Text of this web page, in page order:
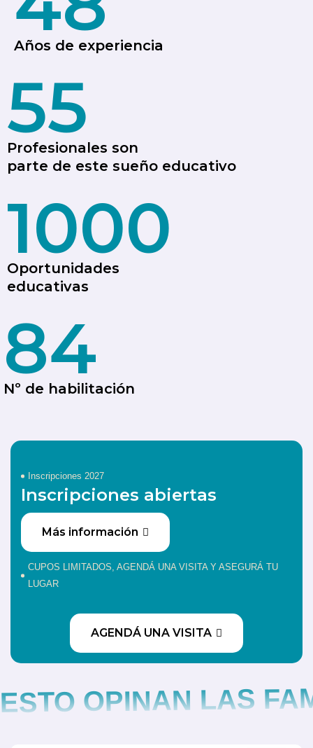
Años de experiencia
55
Profesionales son
parte de este sueño educativo
1000
Oportunidades
educativas
84
Nº de habilitación
Inscripciones 2027
Inscripciones abiertas
Más información
CUPOS LIMITADOS, AGENDÁ UNA VISITA Y ASEGURÁ TU
LUGAR
AGENDÁ UNA VISITA
ESTO OPINAN LAS